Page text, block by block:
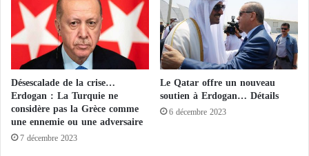
U
n
r
è
r
e
i
Désescalade de la crise…
Erdogan : La Turquie ne
considère pas la Grèce comme
une ennemie ou une adversaire
7 décembre 2023
Le Qatar offre un nouveau
soutien à Erdogan… Détails
6 décembre 2023